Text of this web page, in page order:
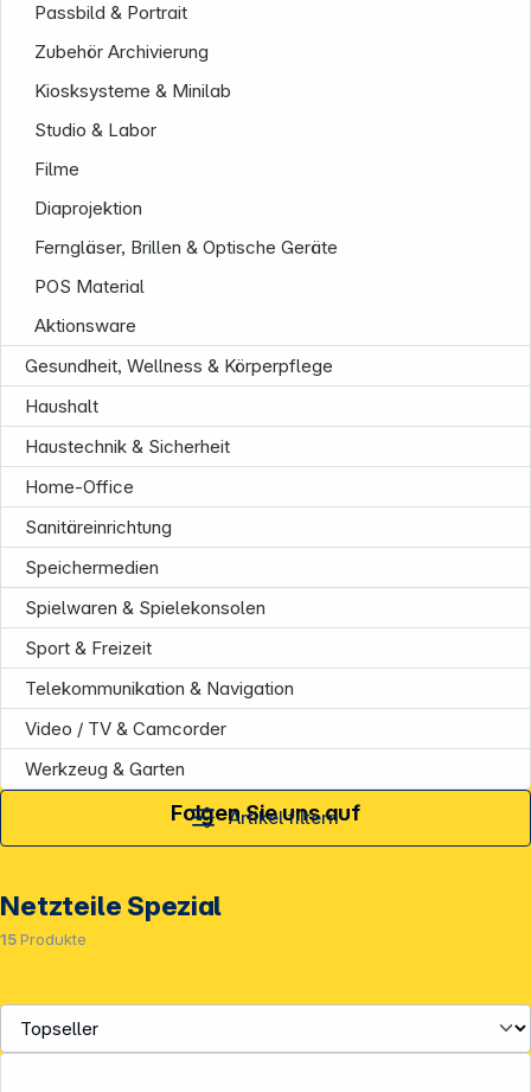
Passbild & Portrait
Zubehör Archivierung
Kiosksysteme & Minilab
Studio & Labor
Filme
Diaprojektion
Ferngläser, Brillen & Optische Geräte
POS Material
Aktionsware
Gesundheit, Wellness & Körperpflege
Haushalt
Haustechnik & Sicherheit
Home-Office
Sanitäreinrichtung
Speichermedien
Spielwaren & Spielekonsolen
Sport & Freizeit
Telekommunikation & Navigation
Video / TV & Camcorder
Werkzeug & Garten
Artikel filtern
Netzteile Spezial
15 Produkte
Folgen Sie uns auf